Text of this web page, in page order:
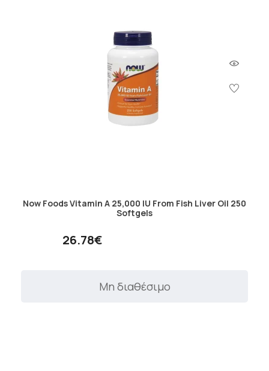
Now Foods Vitamin A 25,000 IU From Fish Liver Oil 250
Softgels
26.78€
Μη διαθέσιμο